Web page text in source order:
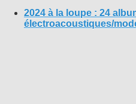
2024 à la loupe : 24
électroacoustiques/